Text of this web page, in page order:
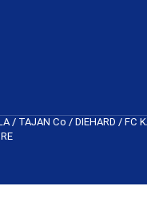
حین شارژ در یک مکان مشخص
مناسب
است.
/ TAJAN Co / DIEHARD / FC